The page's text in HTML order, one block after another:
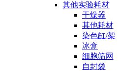
其他实验耗材
干燥器
其他耗材
染色缸/架
冰盒
细胞筛网
自封袋